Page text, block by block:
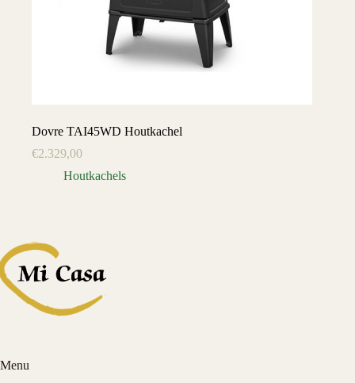
Dovre TAI45WD Houtkachel
€2.329,00
Houtkachels
Menu